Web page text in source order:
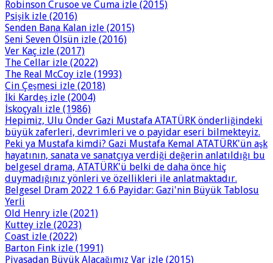
Robinson Crusoe ve Cuma izle (2015)
Psişik izle (2016)
Senden Bana Kalan izle (2015)
Seni Seven Ölsün izle (2016)
Ver Kaç izle (2017)
The Cellar izle (2022)
The Real McCoy izle (1993)
Cin Çeşmesi izle (2018)
İki Kardeş izle (2004)
İskoçyalı izle (1986)
Hepimiz, Ulu Önder Gazi Mustafa ATATÜRK önderliğindeki
büyük zaferleri, devrimleri ve o payidar eseri bilmekteyiz.
Peki ya Mustafa kimdi? Gazi Mustafa Kemal ATATÜRK'ün aşk
hayatının, sanata ve sanatçıya verdiği değerin anlatıldığı bu
belgesel drama, ATATÜRK'ü belki de daha önce hiç
duymadığınız yönleri ve özellikleri ile anlatmaktadır.
Belgesel Dram 2022 1 6.6 Payidar: Gazi'nin Büyük Tablosu
Yerli
Old Henry izle (2021)
Kuttey izle (2023)
Coast izle (2022)
Barton Fink izle (1991)
Piyasadan Büyük Alacağımız Var izle (2015)